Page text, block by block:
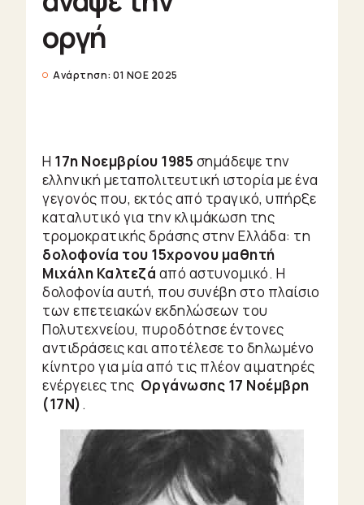
Enter/Exit
Θείτσες
Little
Shops
Ζώδια
Urban
Travelling
UrBook
Urban
Audio
Heroes
Μικρές
ιστορίες
Gustibus
οργή
Ανάρτηση: 01 ΝΟΕ 2025
Η 17η Νοεμβρίου 1985 σημάδεψε την
ελληνική μεταπολιτευτική ιστορία με ένα
γεγονός που, εκτός από τραγικό, υπήρξε
καταλυτικό για την κλιμάκωση της
τρομοκρατικής δράσης στην Ελλάδα: τη
δολοφονία του 15χρονου μαθητή
Μιχάλη Καλτεζά από αστυνομικό. Η
δολοφονία αυτή, που συνέβη στο πλαίσιο
των επετειακών εκδηλώσεων του
Πολυτεχνείου, πυροδότησε έντονες
αντιδράσεις και αποτέλεσε το δηλωμένο
κίνητρο για μία από τις πλέον αιματηρές
ενέργειες της Οργάνωσης 17 Νοέμβρη
(17Ν).